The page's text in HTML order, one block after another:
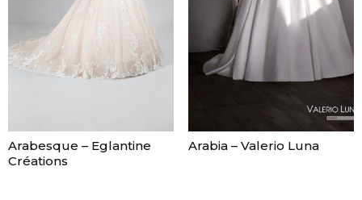
Arabesque – Eglantine
Créations
Arabia – Valerio Luna